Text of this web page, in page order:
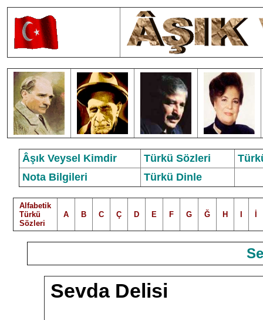
Âşık Veysel Kimdir Türkü Sözleri
Nota Bilgileri
Türkü Dinle
Alfabetik
Türkü
Sözleri
A B C Ç D E F G Ğ H
Sevda Delisi